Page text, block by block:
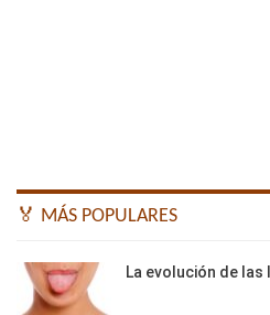
🏅 MÁS POPULARES
La evolución de las